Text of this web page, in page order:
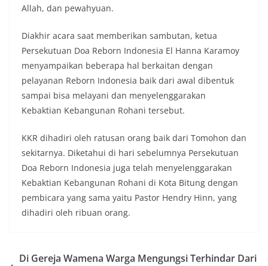
Allah, dan pewahyuan.
Diakhir acara saat memberikan sambutan, ketua
Persekutuan Doa Reborn Indonesia El Hanna Karamoy
menyampaikan beberapa hal berkaitan dengan
pelayanan Reborn Indonesia baik dari awal dibentuk
sampai bisa melayani dan menyelenggarakan
Kebaktian Kebangunan Rohani tersebut.
KKR dihadiri oleh ratusan orang baik dari Tomohon dan
sekitarnya. Diketahui di hari sebelumnya Persekutuan
Doa Reborn Indonesia juga telah menyelenggarakan
Kebaktian Kebangunan Rohani di Kota Bitung dengan
pembicara yang sama yaitu Pastor Hendry Hinn, yang
dihadiri oleh ribuan orang.
Di Gereja Wamena Warga Mengungsi Terhindar Dari